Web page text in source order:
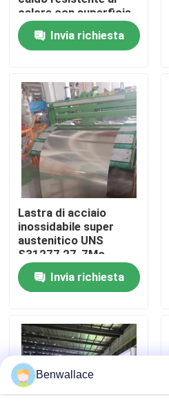
Casa.
Prodotti
Video
Su di noi
visita della fabbrica
Controllo della qualità
Contattaci
Casi
calore con superficie
di decapaggio - grado
253MA / S30815
Invia richiesta
Lastra di acciaio
inossidabile super
austenitico UNS
S31277 27-7Mo
laminata a caldo
resistente alla
corrosione ASTM
Invia richiesta
Benwallace